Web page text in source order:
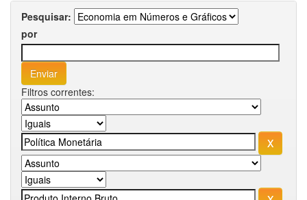
Pesquisar:
por
Filtros correntes: